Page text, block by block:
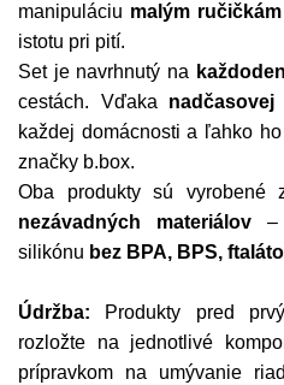
manipuláciu malým ručičkám
istotu pri pití.
Set je navrhnutý na
cestách. Vďaka nadčasovej
každej domácnosti a ľahko
značky b.box.
Oba produkty sú vyrobené
nezávadných materiálov –
silikónu bez BPA, BPS,
Údržba: Produkty pred
rozložte na jednotlivé
prípravkom na umývanie